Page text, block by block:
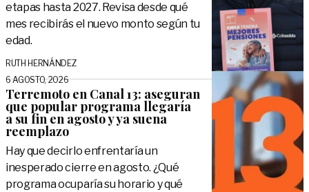
etapas hasta 2027. Revisa desde qué
mes recibirás el nuevo monto según tu
edad.
RUTH HERNÁNDEZ
6 AGOSTO, 2026
Terremoto en Canal 13: aseguran
que popular programa llegaría
a su fin en agosto y ya suena
reemplazo
Hay que decirlo enfrentaría un
inesperado cierre en agosto. ¿Qué
programa ocuparía su horario y qué